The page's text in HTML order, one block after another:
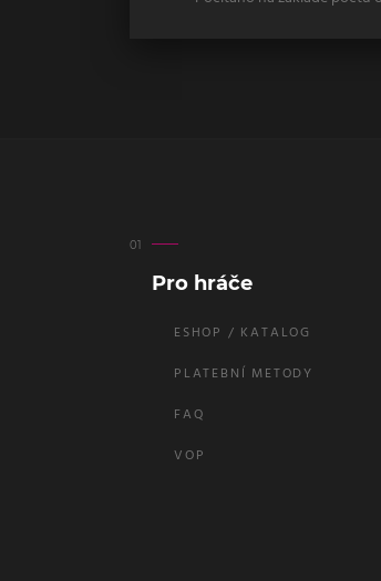
Pro hráče
ESHOP / KATALOG
PLATEBNÍ METODY
FAQ
VOP